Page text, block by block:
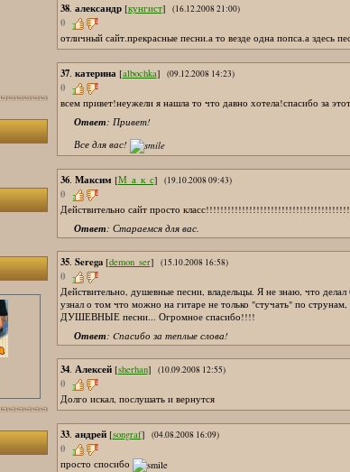
38. александр [кунгист] (16.12.2008 21:00)
0
отличный сайт.прекрасные песни.а то везде одна попса.а здесь
37. катерина [albochka] (09.12.2008 14:23)
0
всем привет!неужели я нашла то что давно хотела!спасибо за
Ответ: Привет!
Все для вас!
36. Максим [М_а_к_с] (19.10.2008 09:43)
0
Действительно сайт просто
Ответ: Стараемся для вас.
35. Serega [demon_ser] (15.10.2008 16:58)
0
Действительно, душевные песни, владельцы. Я не знаю, что
узнал о том что можно на гитаре не только "стучать" по
ДУШЕВНЫЕ песни... Огромное спасибо!!!!
Ответ: Cпасибо за теплые слова!
34. Алексей [sherhan] (10.09.2008 12:55)
0
Долго искал, послушать и вернутся
33. андрей [songraf] (04.08.2008 16:09)
0
просто спосибо